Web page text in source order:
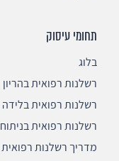
תחומי עיסוק
בלוג
רשלנות רפואית בהריון
רשלנות רפואית בלידה
רשלנות רפואית בניתוח
מדריך רשלנות רפואית